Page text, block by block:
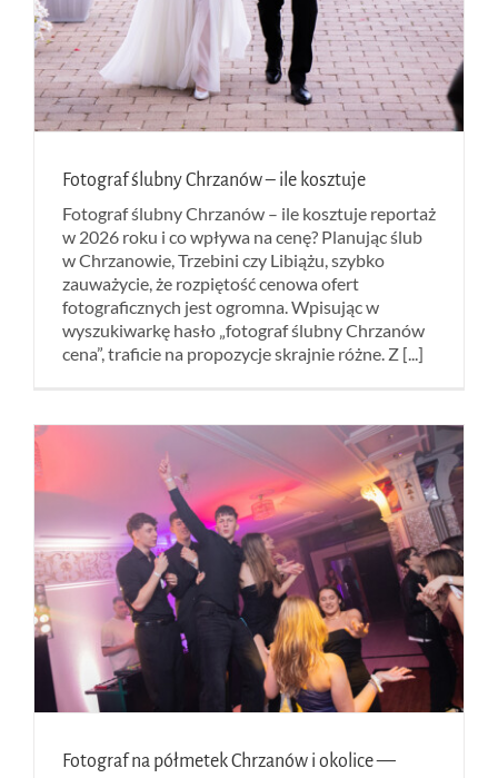
Fotograf ślubny Chrzanów – ile kosztuje
Fotograf ślubny Chrzanów – ile kosztuje reportaż
w 2026 roku i co wpływa na cenę? Planując ślub
w Chrzanowie, Trzebini czy Libiążu, szybko
zauważycie, że rozpiętość cenowa ofert
fotograficznych jest ogromna. Wpisując w
wyszukiwarkę hasło „fotograf ślubny Chrzanów
cena”, traficie na propozycje skrajnie różne. Z [...]
Fotograf na półmetek Chrzanów i okolice —